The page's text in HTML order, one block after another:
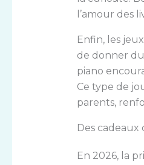
l’amour des
Enfin, les
de donner
piano
Ce type de
parents,
Des
En 2026, la